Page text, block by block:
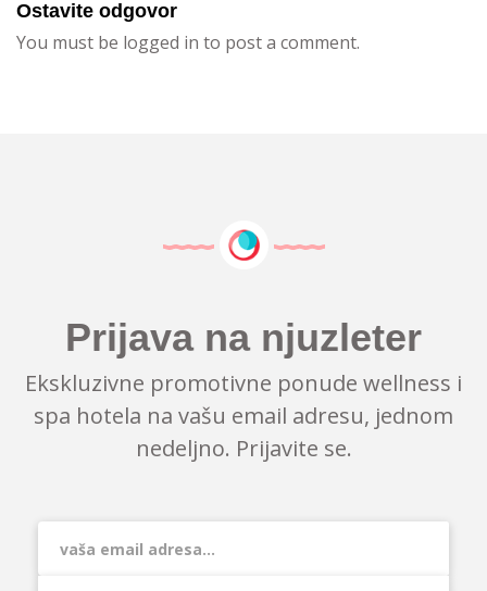
Ostavite odgovor
You must be logged in to post a comment.
Prijava na njuzleter
Ekskluzivne promotivne ponude wellness i
spa hotela na vašu email adresu, jednom
nedeljno. Prijavite se.